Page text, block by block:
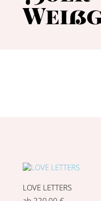
LOVE LETTERS